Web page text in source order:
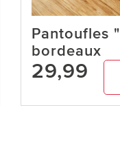
Pantoufles
bordeaux
29,99